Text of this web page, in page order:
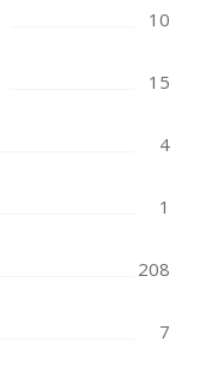
10
15
4
1
208
7